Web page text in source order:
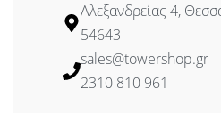
Αλεξανδρείας 4,
54643
sales@towershop.gr
2310 810 961